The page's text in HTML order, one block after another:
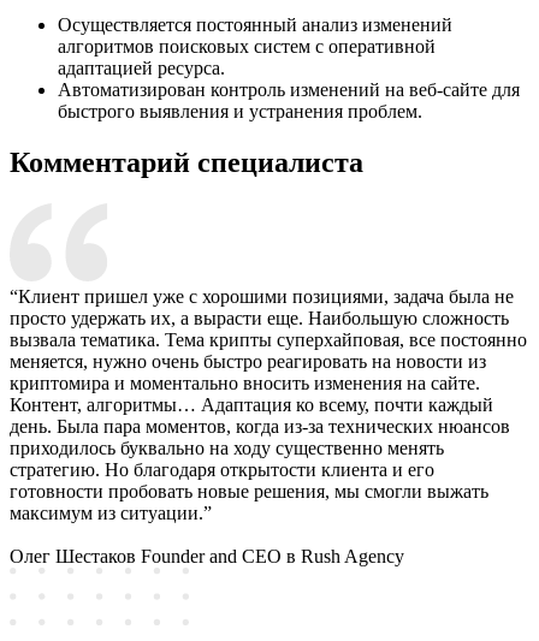
Осуществляется постоянный анализ изменений
алгоритмов поисковых систем с оперативной
адаптацией ресурса.
Автоматизирован контроль изменений на веб-сайте для
быстрого выявления и устранения проблем.
Комментарий специалиста
“Клиент пришел уже с хорошими позициями, задача была не
просто удержать их, а вырасти еще. Наибольшую сложность
вызвала тематика. Тема крипты суперхайповая, все постоянно
меняется, нужно очень быстро реагировать на новости из
криптомира и моментально вносить изменения на сайте.
Контент, алгоритмы… Адаптация ко всему, почти каждый
день. Была пара моментов, когда из-за технических нюансов
приходилось буквально на ходу существенно менять
стратегию. Но благодаря открытости клиента и его
готовности пробовать новые решения, мы смогли выжать
максимум из ситуации.”
Олег Шестаков Founder and CEO в Rush Agency